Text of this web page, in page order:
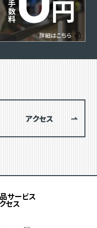
アクセス
サービス
セス